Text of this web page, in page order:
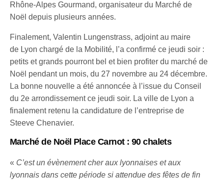
Rhône-Alpes Gourmand, organisateur du Marché de
Noël depuis plusieurs années.
Finalement, Valentin Lungenstrass, adjoint au maire
de Lyon chargé de la Mobilité, l’a confirmé ce jeudi soir :
petits et grands pourront bel et bien profiter du marché de
Noël pendant un mois, du 27 novembre au 24 décembre.
La bonne nouvelle a été annoncée à l’issue du Conseil
du 2e arrondissement ce jeudi soir. La ville de Lyon a
finalement retenu la candidature de l’entreprise de
Steeve Chenavier.
Marché de Noël Place Carnot : 90 chalets
« C’est un évènement cher aux lyonnaises et aux
lyonnais dans cette période si attendue des fêtes de fin